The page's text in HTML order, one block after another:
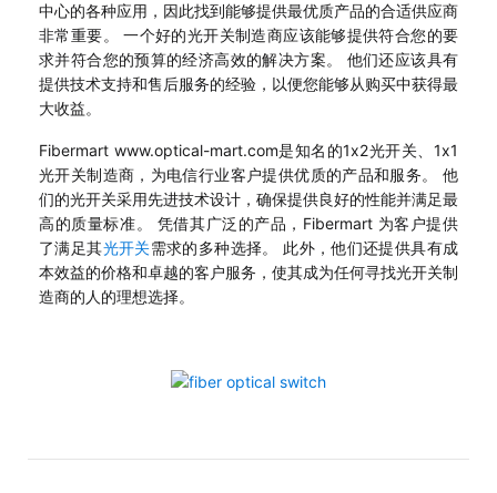
中心的各种应用，因此找到能够提供最优质产品的合适供应商
非常重要。 一个好的光开关制造商应该能够提供符合您的要
求并符合您的预算的经济高效的解决方案。 他们还应该具有
提供技术支持和售后服务的经验，以便您能够从购买中获得最
大收益。
Fibermart www.optical-mart.com是知名的1x2光开关、1x1
光开关制造商，为电信行业客户提供优质的产品和服务。 他
们的光开关采用先进技术设计，确保提供良好的性能并满足最
高的质量标准。 凭借其广泛的产品，Fibermart 为客户提供
了满足其光开关需求的多种选择。 此外，他们还提供具有成
本效益的价格和卓越的客户服务，使其成为任何寻找光开关制
造商的人的理想选择。